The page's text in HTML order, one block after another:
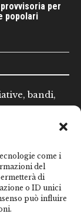
come i
del
di
o ID unici
può influire
per
popolari
bandi,